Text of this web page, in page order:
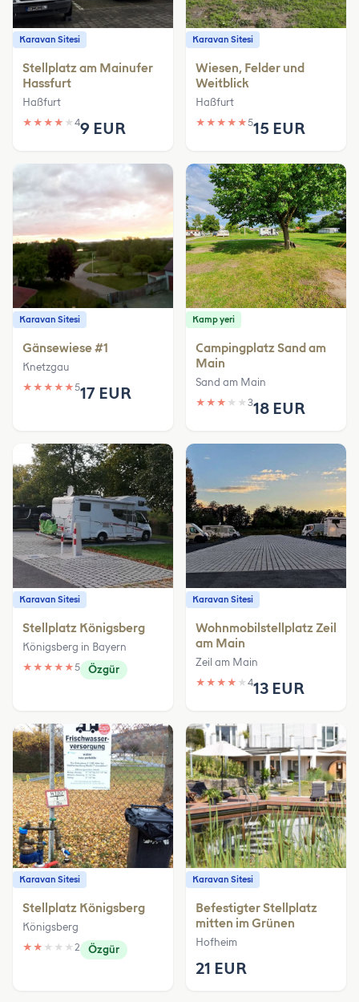
Karavan Sitesi
Stellplatz am Mainufer
Hassfurt
Haßfurt
★ ★ ★ ★ ★ 49 EUR
Karavan Sitesi
Wiesen, Felder und
Weitblick
Haßfurt
★ ★ ★ ★ ★515 EUR
Karavan Sitesi
Gänsewiese #1
Knetzgau
★ ★ ★ ★ ★517 EUR
Kamp yeri
Campingplatz Sand am
Main
Sand am Main
★ ★ ★ ★ ★ 318 EUR
Karavan Sitesi
Stellplatz Königsberg
Königsberg in Bayern
★ ★ ★ ★ ★5 Özgür
Karavan Sitesi
Wohnmobilstellplatz Zeil
am Main
Zeil am Main
★ ★ ★ ★ ★ 413 EUR
Karavan Sitesi
Stellplatz Königsberg
Königsberg
★ ★ ★ ★ ★ 2 Özgür
Karavan Sitesi
Befestigter Stellplatz
mitten im Grünen
Hofheim
21 EUR